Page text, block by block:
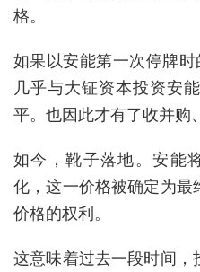
格。
如果以安能第一次停牌时
几乎与大钲资本投资安
平。也因此才有了收并购
如今，靴子落地。安能
化，这一价格被确定为
价格的权利。
这意味着过去一段时间